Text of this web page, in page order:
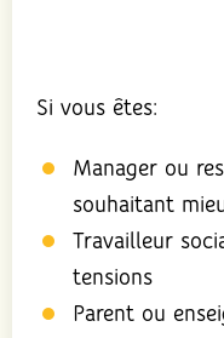
Si vous êtes:
Manager ou
souhaitant
Travailleur
tensions
Parent ou